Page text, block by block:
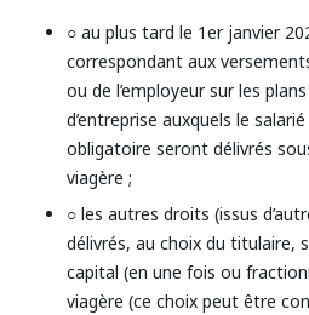
○ au plus tard le 1er janvier
correspondant aux
ou de l’employeur sur les
d’entreprise auxquels le
obligatoire seront délivrés
viagère ;
○ les autres droits (issus
délivrés, au choix du titulaire,
capital (en une fois ou
viagère (ce choix peut être